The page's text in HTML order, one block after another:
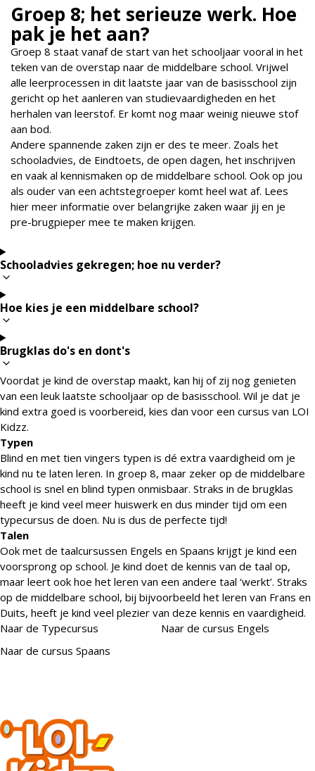
Groep 8; het serieuze werk. Hoe
pak je het aan?
Groep 8 staat vanaf de start van het schooljaar vooral in het
teken van de overstap naar de middelbare school. Vrijwel
alle leerprocessen in dit laatste jaar van de basisschool zijn
gericht op het aanleren van studievaardigheden en het
herhalen van leerstof. Er komt nog maar weinig nieuwe stof
aan bod.
Andere spannende zaken zijn er des te meer. Zoals het
schooladvies, de Eindtoets, de open dagen, het inschrijven
en vaak al kennismaken op de middelbare school. Ook op jou
als ouder van een achtstegroeper komt heel wat af. Lees
hier meer informatie over belangrijke zaken waar jij en je
pre-brugpieper mee te maken krijgen.
Schooladvies gekregen; hoe nu verder?
Hoe kies je een middelbare school?
Brugklas do's en dont's
Voordat je kind de overstap maakt, kan hij of zij nog genieten
van een leuk laatste schooljaar op de basisschool. Wil je dat je
kind extra goed is voorbereid, kies dan voor een cursus van LOI
Kidzz.
Typen
Blind en met tien vingers typen is dé extra vaardigheid om je
kind nu te laten leren. In groep 8, maar zeker op de middelbare
school is snel en blind typen onmisbaar. Straks in de brugklas
heeft je kind veel meer huiswerk en dus minder tijd om een
typecursus de doen. Nu is dus de perfecte tijd!
Talen
Ook met de taalcursussen Engels en Spaans krijgt je kind een
voorsprong op school. Je kind doet de kennis van de taal op,
maar leert ook hoe het leren van een andere taal ‘werkt’. Straks
op de middelbare school, bij bijvoorbeeld het leren van Frans en
Duits, heeft je kind veel plezier van deze kennis en vaardigheid.
Naar de Typecursus
Naar de cursus Engels
Naar de cursus Spaans